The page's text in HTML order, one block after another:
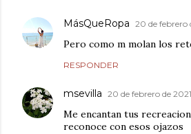
MásQueRopa 20 de febrero
Pero como m molan los
RESPONDER
msevilla 20 de febrero de
Me encantan tus
reconoce con esos ojazos